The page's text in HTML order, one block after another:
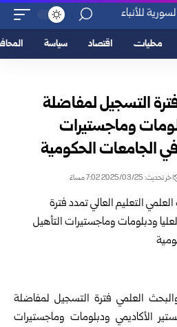
محليات اقتصاد سياسة
التسجيل لمفاضلة
‏وماجستيرات
الجامعات الحكومية
اخر تحديث: 2025/03/25 7:02 مساءً
العلمي فترة التسجيل لمفاضلة
الأكاديمي ودبلومات وماجستيرات